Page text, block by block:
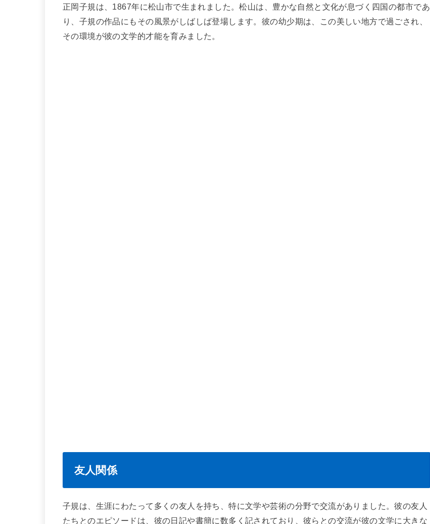
正岡子規は、1867年に松山市で生まれました。松山は、豊かな自然と文化が息づく四国の都市であ
り、子規の作品にもその風景がしばしば登場します。彼の幼少期は、この美しい地方で過ごされ、
その環境が彼の文学的才能を育みました。
友人関係
子規は、生涯にわたって多くの友人を持ち、特に文学や芸術の分野で交流がありました。彼の友人
たちとのエピソードは、彼の日記や書簡に数多く記されており、彼らとの交流が彼の文学に大きな